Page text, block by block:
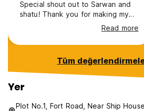
Special shout out to Sarwan and
shatu! Thank you for making my
Read more
Tüm
Yer
Plot No.1, Fort Road, Near Ship